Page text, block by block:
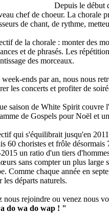
Depuis le début
chef de choeur. La chorale
de chant, de rythme,
de la chorale : monter des
et de phrasés. Les
des morceaux.
ends par an, nous nous
les concerts et profiter de
saison de White Spirit couvre
de Gospels pour Noël et
qui s'équilibrait jusqu'en 2011
60 choristes et frôle
un ratio d'un tiers
sans compter un plus large
Comme chaque année en
les départs naturels.
nous rejoindre ou venez nous
do wa do wap ! "